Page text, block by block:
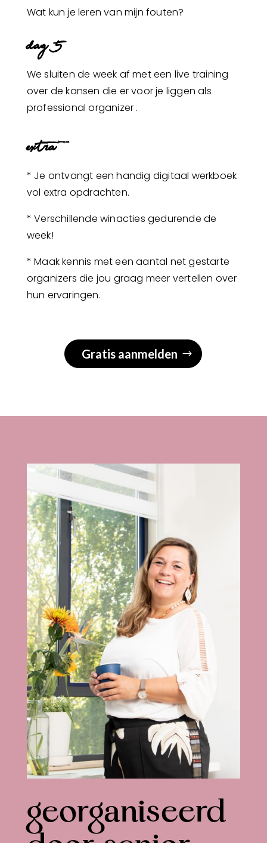
Wat kun je leren van mijn fouten?
dag 5
We sluiten de week af met een live training
over de kansen die er voor je liggen als
professional organizer .
extra
* Je ontvangt een handig digitaal werkboek
vol extra opdrachten.
* Verschillende winacties gedurende de
week!
* Maak kennis met een aantal net gestarte
organizers die jou graag meer vertellen over
hun ervaringen.
Gratis aanmelden
georganiseerd